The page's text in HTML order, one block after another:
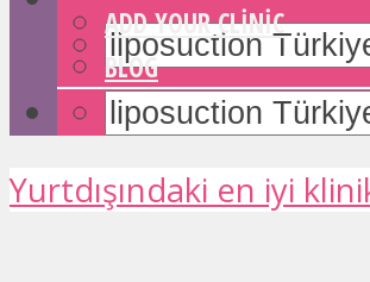
ADD YOUR CLINIC
BLOG
Yurtdışındaki en iyi